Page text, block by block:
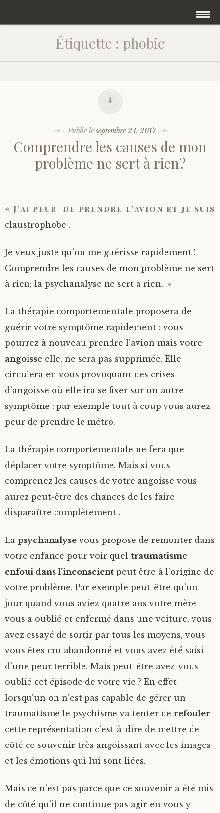
contenu
Prendre rendez vous
Psychanalyse et féministe
Étiquette : phobie
Publié le septembre 24, 2017
Comprendre les causes de mon
problème ne sert à rien?
« J’ai peur de prendre l’avion et je suis
claustrophobe .
Je veux juste qu’on me guérisse rapidement !
Comprendre les causes de mon problème ne sert
à rien; la psychanalyse ne sert à rien. »
La thérapie comportementale proposera de
guérir votre symptôme rapidement : vous
pourrez à nouveau prendre l’avion mais votre
angoisse elle, ne sera pas supprimée. Elle
circulera en vous provoquant des crises
d’angoisse où elle ira se fixer sur un autre
symptôme : par exemple tout à coup vous aurez
peur de prendre le métro.
La thérapie comportementale ne fera que
déplacer votre symptôme. Mais si vous
comprenez les causes de votre angoisse vous
aurez peut-être des chances de les faire
disparaître complètement .
La psychanalyse vous propose de remonter dans
votre enfance pour voir quel traumatisme
enfoui dans l’inconscient peut être à l’origine de
votre problème. Par exemple peut-être qu’un
jour quand vous aviez quatre ans votre mère
vous a oublié et enfermé dans une voiture, vous
avez essayé de sortir par tous les moyens, vous
vous êtes cru abandonné et vous avez été saisi
d’une peur terrible. Mais peut-être avez-vous
oublié cet épisode de votre vie ? En effet
lorsqu’un on n’est pas capable de gérer un
traumatisme le psychisme va tenter de refouler
cette représentation c’est-à-dire de mettre de
côté ce souvenir très angoissant avec les images
et les émotions qui lui sont liées.
Mais ce n’est pas parce que ce souvenir a été mis
de côté qu’il ne continue pas agir en vous y